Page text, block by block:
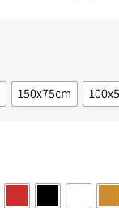
150x75cm